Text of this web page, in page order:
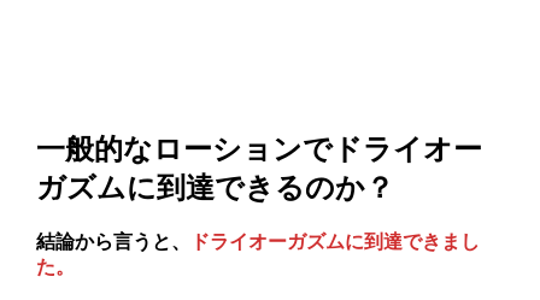
一般的なローションでドライオー
ガズムに到達できるのか？
結論から言うと、
ドライオーガズムに到達できまし
た。